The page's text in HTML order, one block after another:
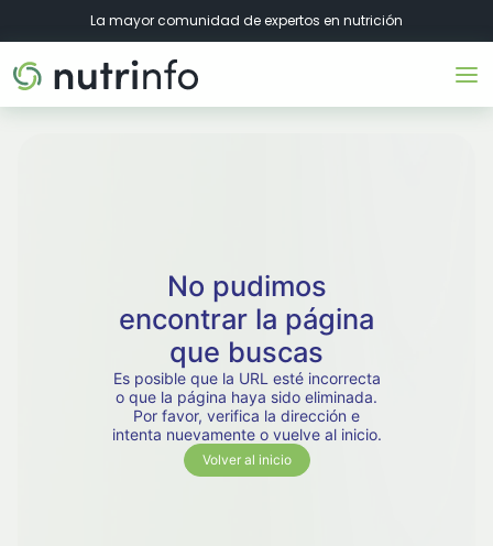
La mayor comunidad de expertos en nutrición
No pudimos
encontrar la página
que buscas
Es posible que la URL esté incorrecta
o que la página haya sido eliminada.
Por favor, verifica la dirección e
intenta nuevamente o vuelve al inicio.
Volver al inicio